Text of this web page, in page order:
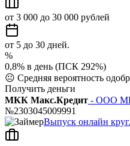
от 3 000 до 30 000 рублей
от 5 до 30 дней.
%
0,8% в день (ПСК 292%)
😐 Средняя вероятность
Получить деньги
МКК Макс.Кредит - ООО
№2303045009991
Выпуск онлайн